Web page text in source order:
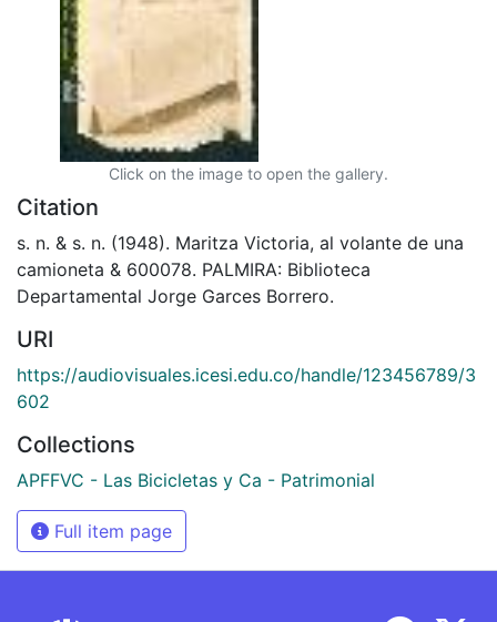
Click on the image to open the gallery.
Citation
s. n. & s. n. (1948). Maritza Victoria, al volante de una
camioneta & 600078. PALMIRA: Biblioteca
Departamental Jorge Garces Borrero.
URI
https://audiovisuales.icesi.edu.co/handle/123456789/3
602
Collections
APFFVC - Las Bicicletas y Ca - Patrimonial
Full item page